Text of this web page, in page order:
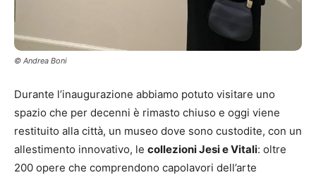
© Andrea Boni
Durante l’inaugurazione abbiamo potuto visitare uno
spazio che per decenni è rimasto chiuso e oggi viene
restituito alla città, un museo dove sono custodite, con un
allestimento innovativo, le collezioni Jesi e Vitali: oltre
200 opere che comprendono capolavori dell’arte